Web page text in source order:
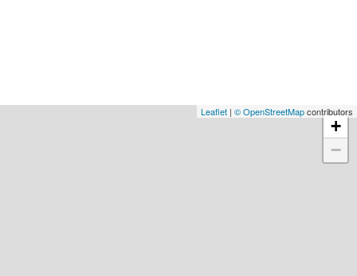
+
−
Leaflet | © OpenStreetMapcontributors